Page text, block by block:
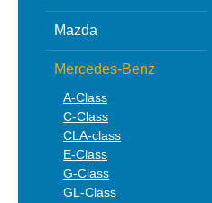
Mazda
Mercedes-Benz
A-Class
C-Class
CLA-class
E-Class
G-Class
GL-Class